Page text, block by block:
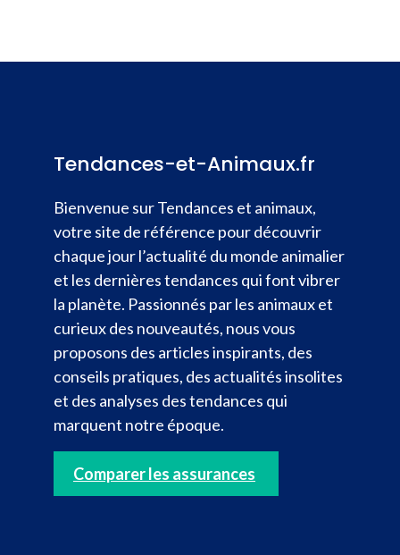
Tendances-et-Animaux.fr
Bienvenue sur Tendances et animaux,
votre site de référence pour découvrir
chaque jour l’actualité du monde animalier
et les dernières tendances qui font vibrer
la planète. Passionnés par les animaux et
curieux des nouveautés, nous vous
proposons des articles inspirants, des
conseils pratiques, des actualités insolites
et des analyses des tendances qui
marquent notre époque.
Comparer les assurances